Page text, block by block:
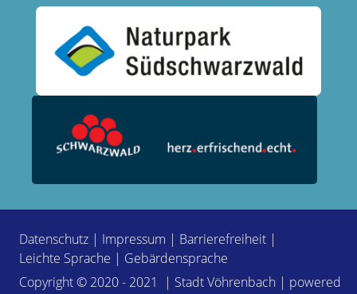
Datenschutz | Impressum | Barrierefreiheit |
Leichte Sprache | Gebärdensprache
Copyright © 2020 - 2021 | Stadt Vöhrenbach | powered